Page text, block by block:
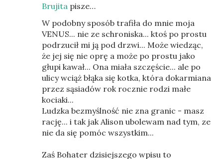
Brujita pisze…
W podobny sposób trafiła do mnie moja
VENUS... nie ze schroniska... ktoś po prostu
podrzucił mi ją pod drzwi... Może wiedząc,
że jej się nie oprę a może po prostu jako
głupi kawał... Ona miała szczęście... ale po
ulicy wciąż błąka się kotka, która dokarmiana
przez sąsiadów rok rocznie rodzi małe
kociaki...
Ludzka bezmyślność nie zna granic - masz
rację... i tak jak Alison ubolewam nad tym, ze
nie da się pomóc wszystkim...
Zaś Bohater dzisiejszego wpisu to